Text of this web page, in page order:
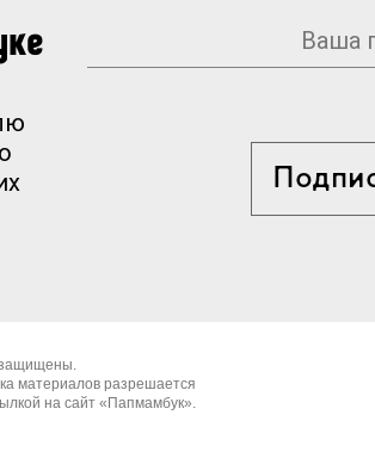
материалов разрешается
на сайт «Папмамбук».